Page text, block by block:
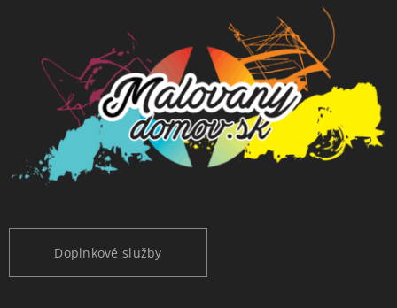
Doplnkové služby